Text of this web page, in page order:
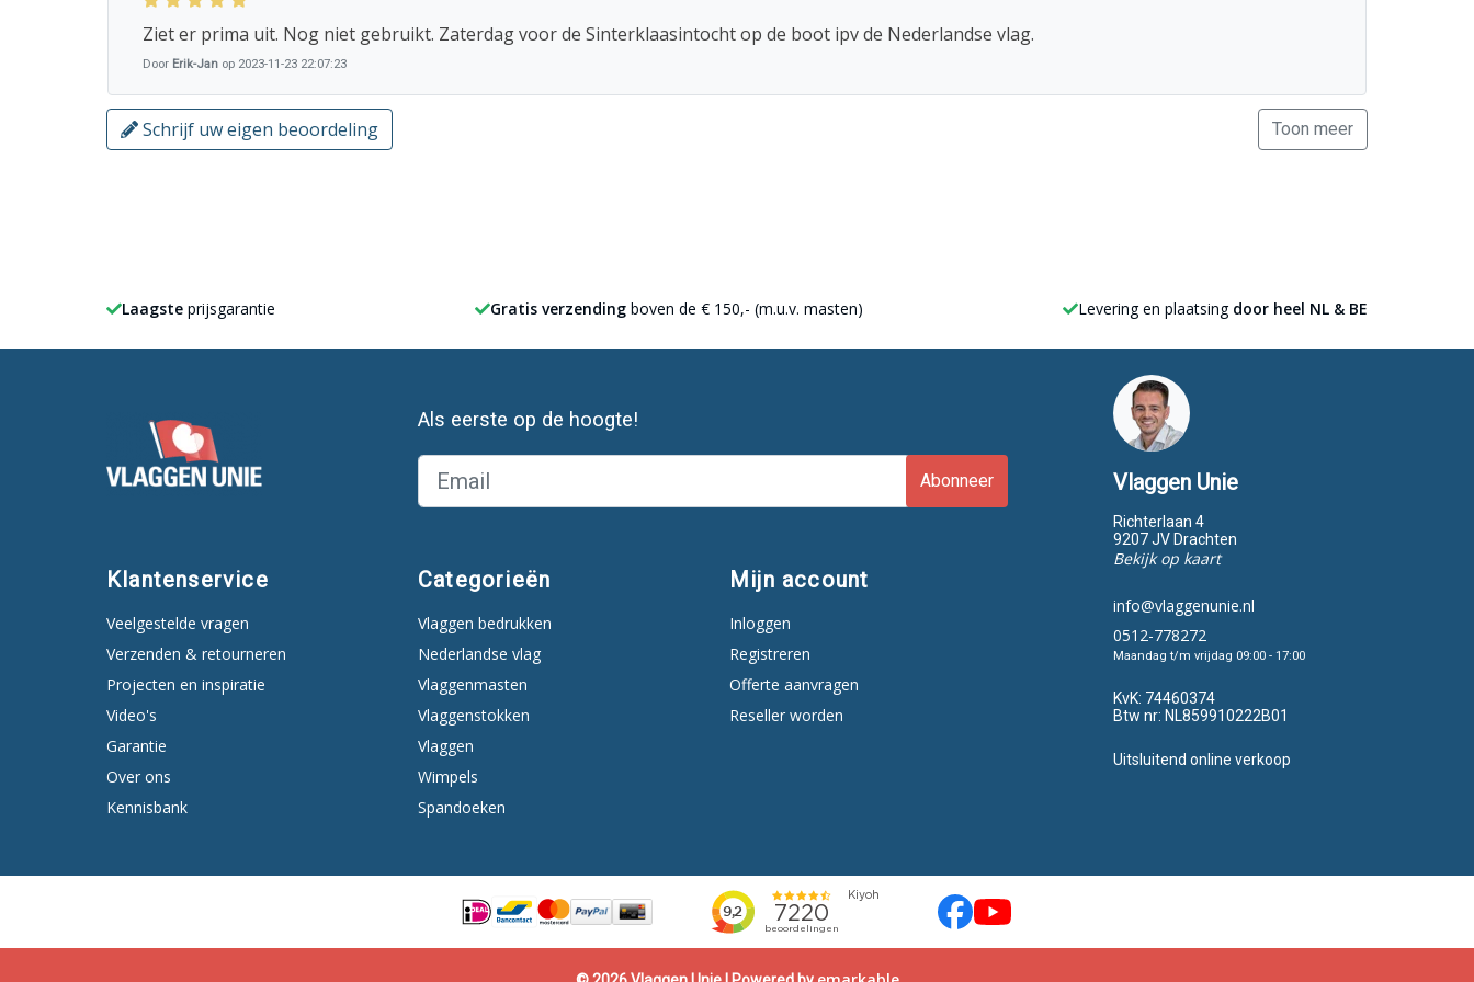
Ziet er prima uit. Nog niet gebruikt. Zaterdag voor de Sinterklaasintocht op de boot ipv de Nederlandse vlag.
Door Erik-Jan op 2023-11-23 22:07:23
Schrijf uw eigen beoordeling Toon meer
Laagste prijsgarantie Gratis verzending boven de € 150,- (m.u.v. masten) Levering en plaatsing door heel NL & BE
Als eerste op de hoogte!
Abonneer
Klantenservice
Veelgestelde vragen
Verzenden & retourneren
Projecten en inspiratie
Video's
Garantie
Over ons
Kennisbank
Categorieën
Vlaggen bedrukken
Nederlandse vlag
Vlaggenmasten
Vlaggenstokken
Vlaggen
Wimpels
Spandoeken
Mijn account
Inloggen
Registreren
Offerte aanvragen
Reseller worden
Vlaggen Unie
Richterlaan 4
9207 JV Drachten
Bekijk op kaart
info@vlaggenunie.nl
0512-778272
Maandag t/m vrijdag 09:00 - 17:00
KvK: 74460374
Btw nr: NL859910222B01
Uitsluitend online verkoop